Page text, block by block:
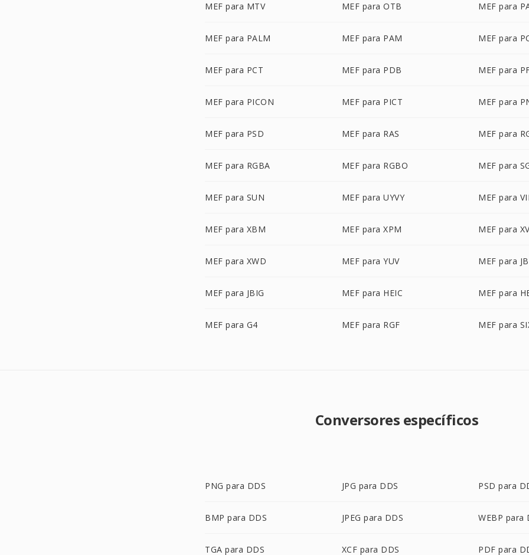
MEF para MTV MEF para OTB MEF para
MEF para PALM MEF para PAM MEF para
MEF para PCT MEF para PDB MEF para
MEF para PICON MEF para PICT MEF para
MEF para PSD MEF para RAS MEF para
MEF para RGBA MEF para RGBO MEF para
MEF para SUN MEF para UYVY MEF para
MEF para XBM MEF para XPM MEF para
MEF para XWD MEF para YUV MEF para
MEF para JBIG MEF para HEIC MEF para
MEF para G4 MEF para RGF MEF para
Conversores específicos
PNG para DDS JPG para DDS PSD para
BMP para DDS JPEG para DDS WEBP para
TGA para DDS XCF para DDS PDF para